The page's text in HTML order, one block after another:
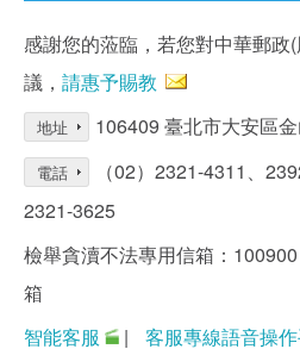
感謝您的蒞臨，若您對中華郵政
議， 請惠予賜教
地址 106409 臺北市大安區
電話
（02）2321-4311、
2321-3625
檢舉貪瀆不法專用信箱：
箱
智能客服
| 客服專線語音操